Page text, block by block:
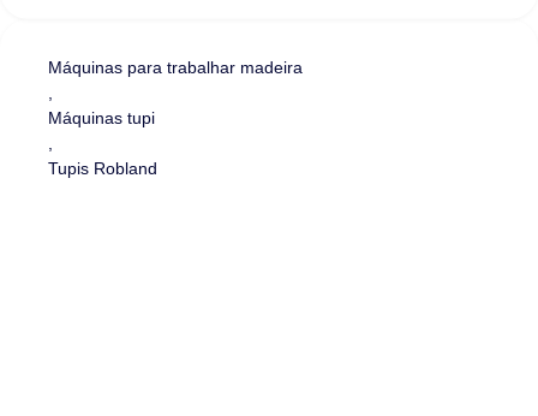
Máquinas para trabalhar madeira
Máquinas tupi
Tupis Robland